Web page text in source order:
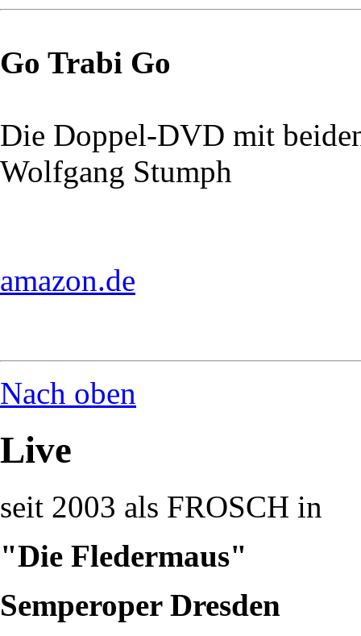
Go Trabi Go
Die Doppel-DVD mit
Wolfgang Stumph
amazon.de
Nach oben
Live
seit 2003 als FROSCH in
"Die Fledermaus"
Semperoper Dresden